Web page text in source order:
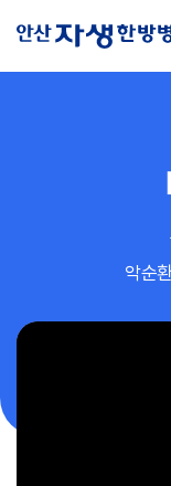
#
#
#추
악순